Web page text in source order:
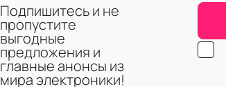
Подпишитесь и не
пропустите
выгодные
предложения и
главные анонсы из
мира электроники!